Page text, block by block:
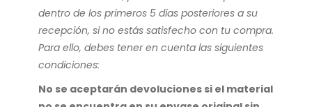
dentro de los primeros 5 días posteriores a su
recepción, si no estás satisfecho con tu compra.
Para ello, debes tener en cuenta las siguientes
condiciones:
No se aceptarán devoluciones si el material